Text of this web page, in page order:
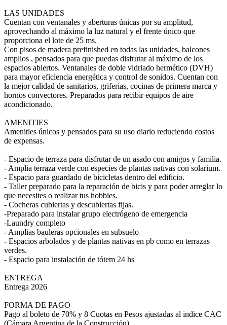
LAS UNIDADES
Cuentan con ventanales y aberturas únicas por su amplitud,
aprovechando al máximo la luz natural y el frente único que
proporciona el lote de 25 ms.
Con pisos de madera prefinished en todas las unidades, balcones
amplios , pensados para que puedas disfrutar al máximo de los
espacios abiertos. Ventanales de doble vidriado hermético (DVH)
para mayor eficiencia energética y control de sonidos. Cuentan con
la mejor calidad de sanitarios, griferías, cocinas de primera marca y
hornos convectores. Preparados para recibir equipos de aire
acondicionado.
AMENITIES
Amenities únicos y pensados para su uso diario reduciendo costos
de expensas.
- Espacio de terraza para disfrutar de un asado con amigos y familia.
- Amplia terraza verde con especies de plantas nativas con solarium.
- Espacio para guardado de bicicletas dentro del edificio.
- Taller preparado para la reparación de bicis y para poder arreglar lo
que necesites o realizar tus hobbies.
- Cocheras cubiertas y descubiertas fijas.
-Preparado para instalar grupo electrógeno de emergencia
-Laundry completo
- Amplias bauleras opcionales en subsuelo
- Espacios arbolados y de plantas nativas en pb como en terrazas
verdes.
- Espacio para instalación de tótem 24 hs
ENTREGA
Entrega 2026
FORMA DE PAGO
Pago al boleto de 70% y 8 Cuotas en Pesos ajustadas al indice CAC